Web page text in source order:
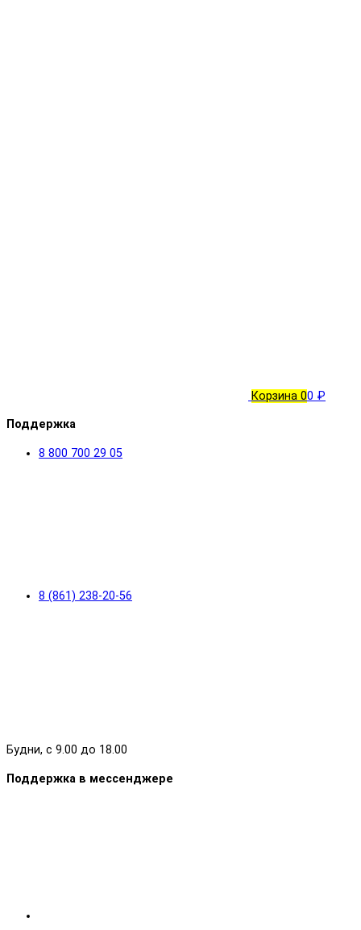
Корзина 00 ₽
Поддержка
8 800 700 29 05
8 (861) 238-20-56
Будни, с 9.00 до 18.00
Поддержка в мессенджере